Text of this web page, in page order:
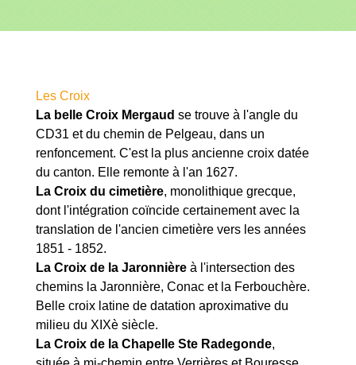
Les Croix
La belle Croix Mergaud se trouve à l'angle du
CD31 et du chemin de Pelgeau, dans un
renfoncement. C'est la plus ancienne croix datée
du canton. Elle remonte à l'an 1627.
La Croix du cimetière, monolithique grecque,
dont l'intégration coïncide certainement avec la
translation de l'ancien cimetière vers les années
1851 - 1852.
La Croix de la Jaronnière à l'intersection des
chemins la Jaronnière, Conac et la Ferbouchère.
Belle croix latine de datation aproximative du
milieu du XIXè siècle.
La Croix de la Chapelle Ste Radegonde,